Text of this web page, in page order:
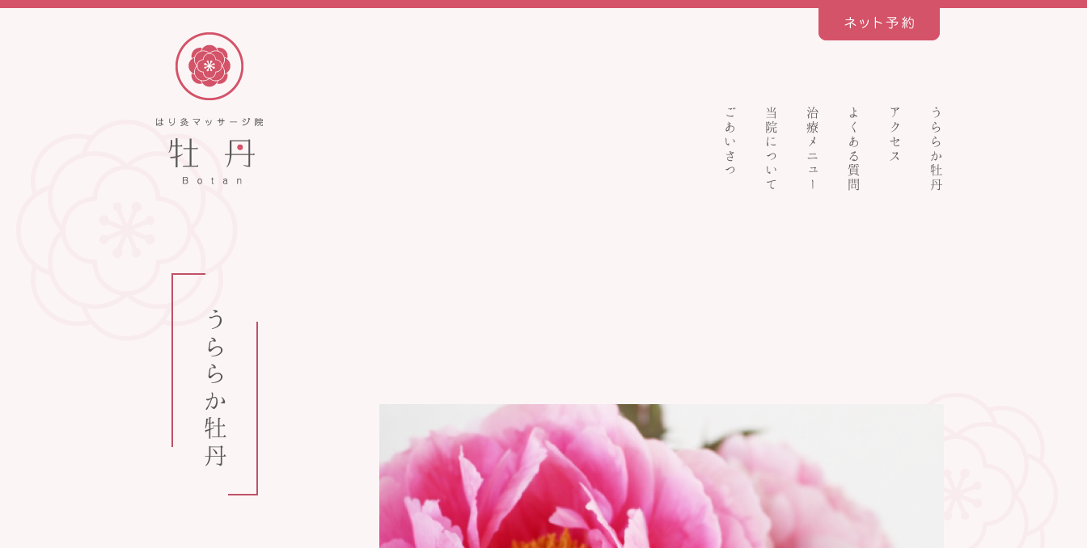
ごあいさつ 当院について 治療メニュー よくある質問 アクセス うららか牡丹
うららか牡丹